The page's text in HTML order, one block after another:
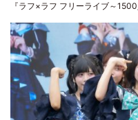
『ラフ×ラフ フリーライブ～